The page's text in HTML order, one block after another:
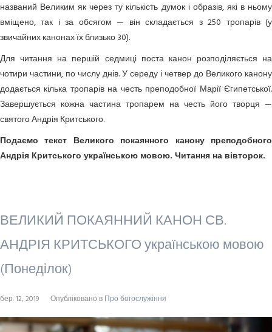
названий Великим як через ту кількість думок і образів, які в ньому
вміщено, так і за обсягом — він складається з 250 тропарів (у
звичайних канонах їх близько 30).
Для читання на першій седмиці поста канон розподіляється на
чотири частини, по числу днів. У середу і четвер до Великого канону
додається кілька тропарів на честь преподобної Марії Єгипетської.
Завершується кожна частина тропарем на честь його творця —
святого Андрія Критського.
Подаємо текст Великого покаянного канону преподобного
Андрія Критського українською мовою. Читання на вівторок.
ВЕЛИКИЙ ПОКАЯННИЙ КАНОН СВ.
АНДРІЯ КРИТСЬКОГО українською мовою
(Понеділок)
бер. 12, 2019 Опубліковано в Про богослужіння